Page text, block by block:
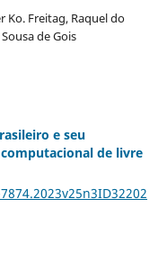
Ko. Freitag, Raquel do
de Gois
e seu
de livre